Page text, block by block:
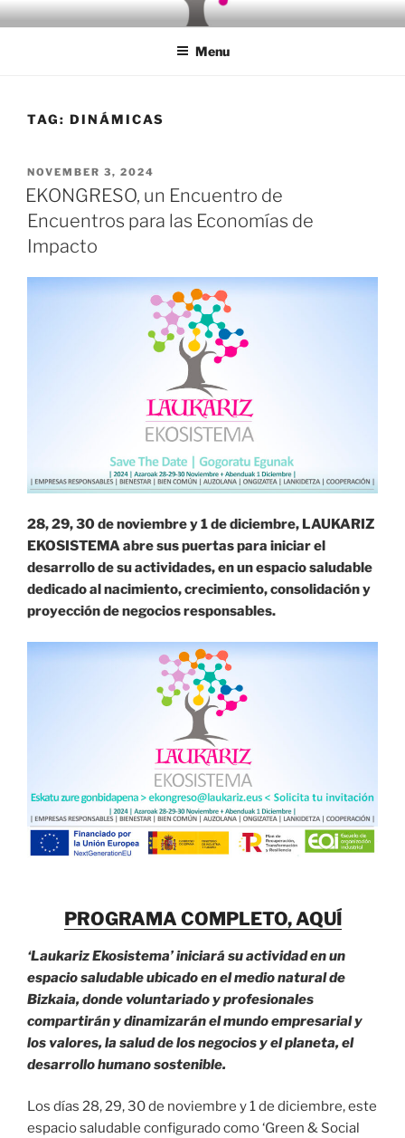
Skip
to
LAUKARIZ EKOSISTEMA
Menu
TAG: DINÁMICAS
POSTED
ON
NOVEMBER 3, 2024
EKONGRESO, un Encuentro de
Encuentros para las Economías de
Impacto
28, 29, 30 de noviembre y 1 de diciembre, LAUKARIZ
EKOSISTEMA abre sus puertas para iniciar el
desarrollo de su actividades, en un espacio saludable
dedicado al nacimiento, crecimiento, consolidación y
proyección de negocios responsables.
PROGRAMA COMPLETO, AQUÍ
‘Laukariz Ekosistema’ iniciará su actividad en un
espacio saludable ubicado en el medio natural de
Bizkaia, donde voluntariado y profesionales
compartirán y dinamizarán el mundo empresarial y
los valores, la salud de los negocios y el planeta, el
desarrollo humano sostenible.
Los días 28, 29, 30 de noviembre y 1 de diciembre, este
espacio saludable configurado como ‘Green & Social